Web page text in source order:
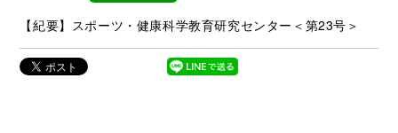
【紀要】スポーツ・健康科学教育研究センター＜第23号＞